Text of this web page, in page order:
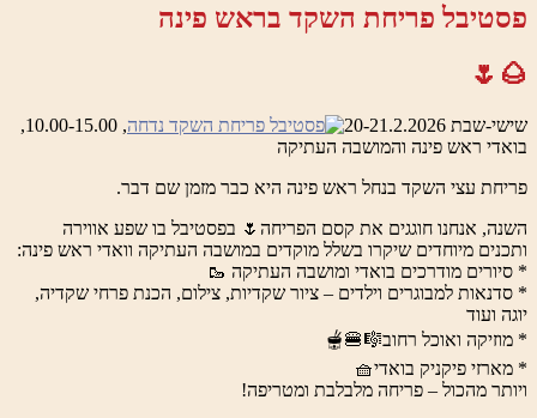
פסטיבל פריחת השקד בראש פינה
🌰🌷
שישי-שבת 20-21.2.2026
, 10.00-15.00,
בואדי ראש פינה והמושבה העתיקה
פריחת עצי השקד בנחל ראש פינה היא כבר מזמן שם דבר.
השנה, אנחנו חוגגים את קסם הפריחה🌷 בפסטיבל בו שפע אווירה
ותכנים מיוחדים שיקרו בשלל מוקדים במושבה העתיקה וואדי ראש פינה:
* סיורים מודרכים בואדי ומושבה העתיקה 🥾
* סדנאות למבוגרים וילדים – ציור שקדיות, צילום, הכנת פרחי שקדיה,
יוגה ועוד
* מוזיקה ואוכל רחוב🎼🍔🫕
* מארזי פיקניק בואדי🧺
ויותר מהכול – פריחה מלבלבת ומטריפה!